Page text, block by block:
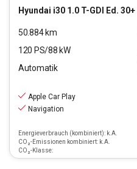
Hyundai i30 1.0 T-GDI Ed. 30+
50.884km
120 PS/88 kW
Automatik
Apple Car Play
Navigation
Energieverbrauch (kombiniert): k.A.
CO₂-Emissionen kombiniert: k.A.
CO₂-Klasse: